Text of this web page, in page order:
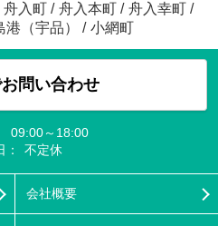
舟入町 / 舟入本町 / 舟入幸町 /
港（宇品） / 小網町
問い合わせ
09:00～18:00
：
不定休
会社概要